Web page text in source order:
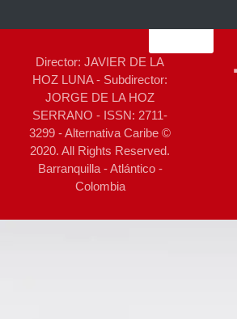
Director: JAVIER DE LA
HOZ LUNA - Subdirector:
JORGE DE LA HOZ
SERRANO - ISSN: 2711-
3299 - Alternativa Caribe ©
2020. All Rights Reserved.
Barranquilla - Atlántico -
Colombia